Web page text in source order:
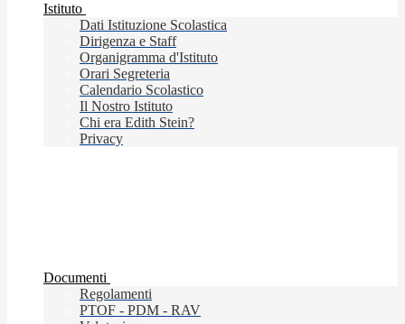
Istituto
Dati Istituzione Scolastica
Dirigenza e Staff
Organigramma d'Istituto
Orari Segreteria
Calendario Scolastico
Il Nostro Istituto
Chi era Edith Stein?
Privacy
Documenti
Regolamenti
PTOF - PDM - RAV